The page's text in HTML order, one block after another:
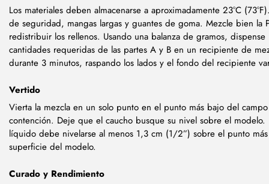
Los materiales deben almacenarse a aproximadamente 23°C
de seguridad, mangas largas y guantes de goma. Mezcle bien la
redistribuir los rellenos. Usando una balanza de gramos, dispense
cantidades requeridas de las partes A y B en un recipiente de
durante 3 minutos, raspando los lados y el fondo del recipiente
Vertido
Vierta la mezcla en un solo punto en el punto más bajo del
contención. Deje que el caucho busque su nivel sobre el modelo.
líquido debe nivelarse al menos 1,3 cm (1/2”) sobre el punto
superficie del modelo.
Curado y Rendimiento